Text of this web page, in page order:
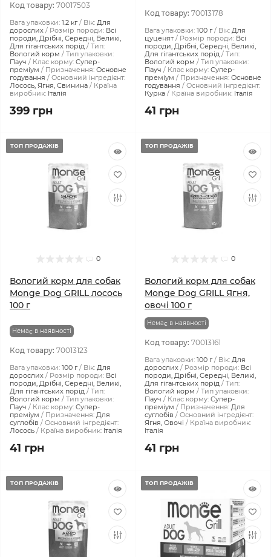
Код товару: 70017503
Вага упаковки: 1.2 кг Вік: Для
дорослих
Розмір породи: Всі
породи, Дрібні, Середні, Великі,
Для гігантських порід
Тип:
Вологий корм
Тип упаковки:
Пауч
Клас корму: Супер-
преміум
Призначення: Основне
годування
Основний інгредієнт:
Лосось, Ягня, Свинина
Країна
виробник: Італія
399 грн
Код товару: 70013178
Вага упаковки: 100 г Вік: Для
цуценят
Розмір породи: Всі
породи, Дрібні, Середні, Великі,
Для гігантських порід
Тип:
Вологий корм
Тип упаковки:
Пауч
Клас корму: Супер-
преміум
Призначення: Основне
годування
Основний інгредієнт:
Курка
Країна виробник: Італія
41 грн
ТОП ПРОДАЖІВ
0
Вологий корм для собак
Monge Dog GRILL лосось
100 г
Немає в наявності
Код товару: 70013123
Вага упаковки: 100 г Вік: Для
дорослих
Розмір породи: Всі
породи, Дрібні, Середні, Великі,
Для гігантських порід
Тип:
Вологий корм
Тип упаковки:
Пауч
Клас корму: Супер-
преміум
Призначення: Для
суглобів
Основний інгредієнт:
Лосось
Країна виробник: Італія
41 грн
ТОП ПРОДАЖІВ
0
Вологий корм для собак
Monge Dog GRILL Ягня,
овочі 100 г
Немає в наявності
Код товару: 70013161
Вага упаковки: 100 г Вік: Для
дорослих
Розмір породи: Всі
породи, Дрібні, Середні, Великі,
Для гігантських порід
Тип:
Вологий корм
Тип упаковки:
Пауч
Клас корму: Супер-
преміум
Призначення: Для
суглобів
Основний інгредієнт:
Ягня, Овочі
Країна виробник:
Італія
41 грн
ТОП ПРОДАЖІВ ТОП ПРОДАЖІВ